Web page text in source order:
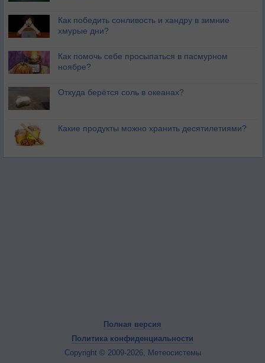
Как победить сонливость и хандру в зимние
хмурые дни?
Как помочь себе просыпаться в пасмурном
ноябре?
Откуда берётся соль в океанах?
Какие продукты можно хранить десятилетиями?
Полная версия
Политика конфиденциальности
Copyright © 2009-2026, Метеосистемы